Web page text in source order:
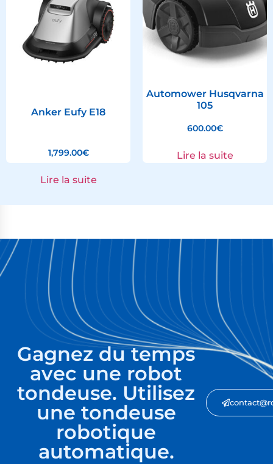
Anker Eufy E18
1,799.00€
Lire la suite
Automower Husqvarna
105
600.00€
Lire la suite
Gagnez du temps
avec une robot
tondeuse. Utilisez
une tondeuse
robotique
automatique.